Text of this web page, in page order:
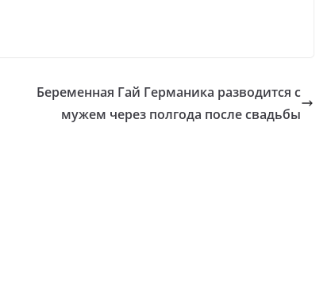
Беременная Гай Германика разводится с
мужем через полгода после свадьбы